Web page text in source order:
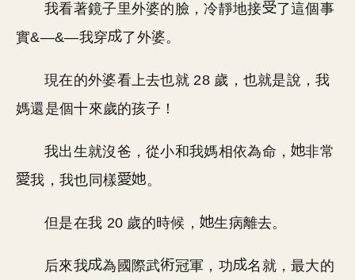
我看著鏡子里外婆的臉，冷靜地接
了這個事
實&—&—我穿
了外婆。
現在的外婆看上去也就 28 歲，也就是說，我
媽還是個十來歲的孩子！
我出生就沒爸，從小和我媽相依為命，
非常
我，我也同樣
。
但是在我 20 歲的時候， 生病離去。
后來我 為國際武 冠軍，功
名就，最大的